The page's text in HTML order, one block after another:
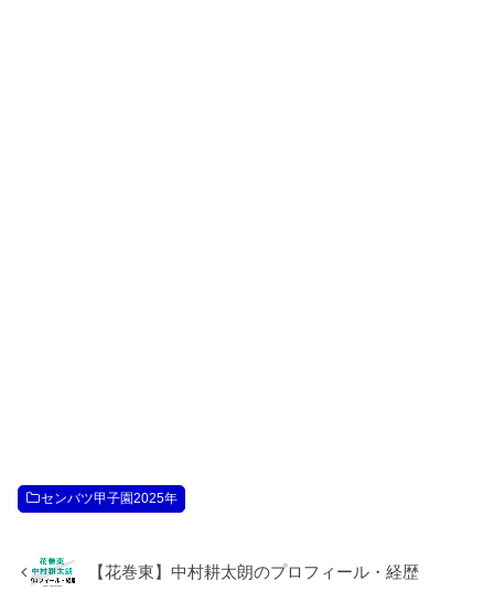
センバツ甲子園2025年
【花巻東】中村耕太朗のプロフィール・経歴